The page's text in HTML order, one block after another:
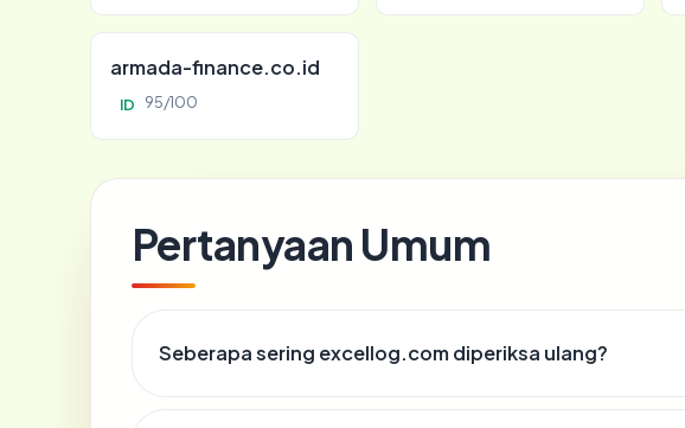
armada-finance.co.id
ID 95/100
Pertanyaan Umum
Seberapa sering excellog.com diperiksa ulang?